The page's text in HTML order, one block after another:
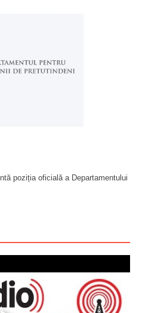
poziția oficială a Departamentului